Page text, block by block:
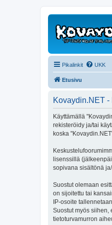
Pikalinkit UKK
Etusivu
Kovaydin.NET -
Käyttämällä
rekisteröidy ja/tai
koska
lisenssillä
sopivana sisältönä
Suostut olemaan
on sijoitettu tai
IP-osoite
Suostut myös siihen,
tietoturvamurron